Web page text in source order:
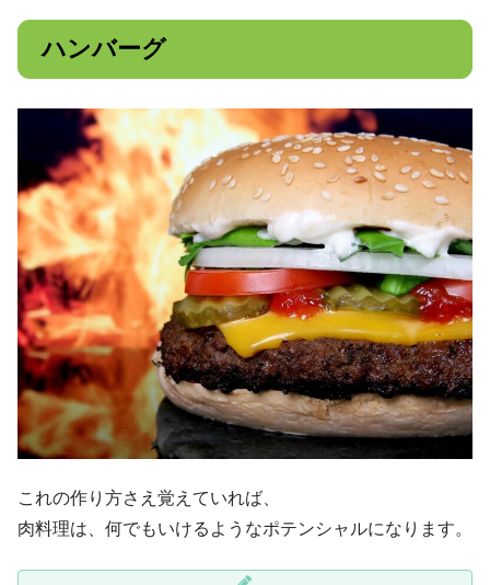
ハンバーグ
これの作り方さえ覚えていれば、
肉料理は、何でもいけるようなポテンシャルになります。